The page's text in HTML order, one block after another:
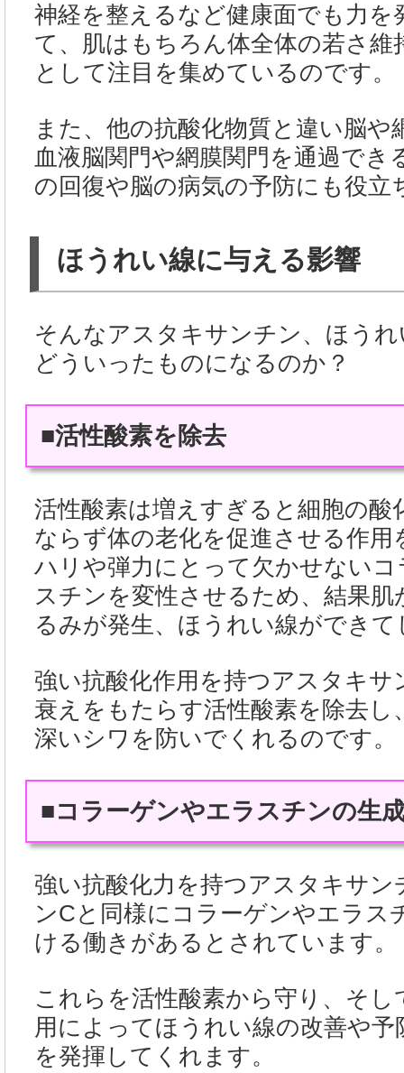
神経を整えるなど健康面でも力を
て、肌はもちろん体全体の若さ維
として注目を集めているのです。
また、他の抗酸化物質と違い脳や
血液脳関門や網膜関門を通過でき
の回復や脳の病気の予防にも役立
ほうれい線に与える影響
そんなアスタキサンチン、ほう
どういったものになるのか？
■活性酸素を除去
活性酸素は増えすぎると細胞の酸
ならず体の老化を促進させる作用
ハリや弾力にとって欠かせない
スチンを変性させるため、結果肌
るみが発生、ほうれい線ができ
強い抗酸化作用を持つアスタキサ
衰えをもたらす活性酸素を除去し
深いシワを防いでくれるのです。
■コラーゲンやエラスチンの生
強い抗酸化力を持つアスタキサン
ンCと同様にコラーゲンやエラス
ける働きがあるとされています。
これらを活性酸素から守り、そし
用によってほうれい線の改善や予
を発揮してくれます。